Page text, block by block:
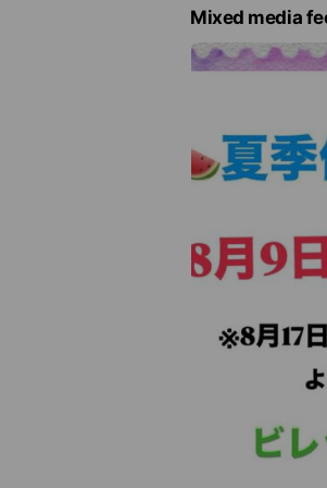
e
Mixed media